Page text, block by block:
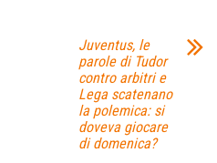
Juventus, le
parole di Tudor
contro arbitri e
Lega scatenano
la polemica: si
doveva giocare
di domenica?